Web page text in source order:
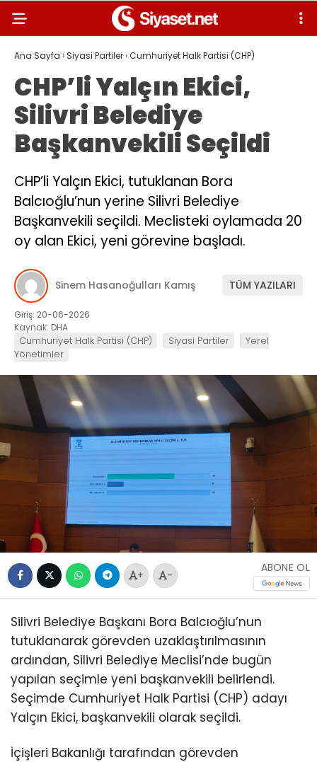
Ana Sayfa › Siyasi Partiler›Cumhuriyet Halk Partisi (CHP)
CHP’li Yalçın Ekici,
Silivri Belediye
Başkanvekili Seçildi
CHP’li Yalçın Ekici, tutuklanan Bora
Balcıoğlu’nun yerine Silivri Belediye
Başkanvekili seçildi. Meclisteki oylamada 20
oy alan Ekici, yeni görevine başladı.
Sinem Hasanoğulları Kamış TÜM YAZILARI
Giriş: 20-06-2026
Kaynak: DHA
Cumhuriyet Halk Partisi (CHP) Siyasi Partiler
Yerel
Yönetimler
+ -
ABONE OL
Silivri Belediye Başkanı Bora Balcıoğlu’nun
tutuklanarak görevden uzaklaştırılmasının
ardından, Silivri Belediye Meclisi’nde bugün
yapılan seçimle yeni başkanvekili belirlendi.
Seçimde Cumhuriyet Halk Partisi (CHP) adayı
Yalçın Ekici, başkanvekili olarak seçildi.
İçişleri Bakanlığı tarafından görevden